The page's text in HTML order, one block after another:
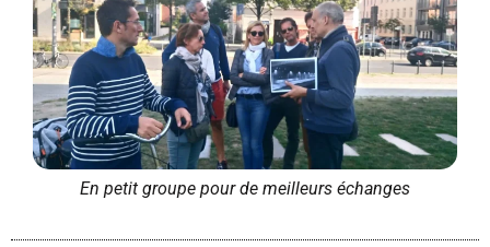
En petit groupe pour de meilleurs échanges